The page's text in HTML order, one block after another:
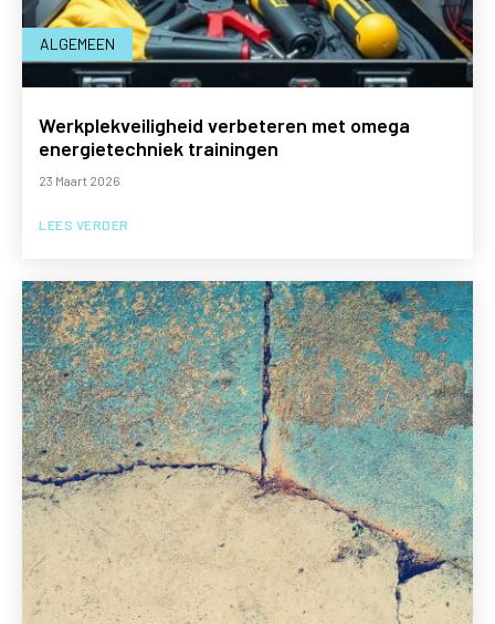
ALGEMEEN
Werkplekveiligheid verbeteren met omega
energietechniek trainingen
23 Maart 2026
LEES VERDER